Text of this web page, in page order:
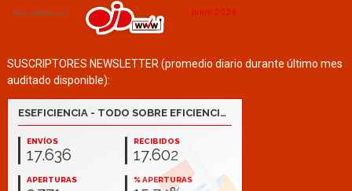
SUSCRIPTORES NEWSLETTER (promedio diario durante último mes
auditado disponible):